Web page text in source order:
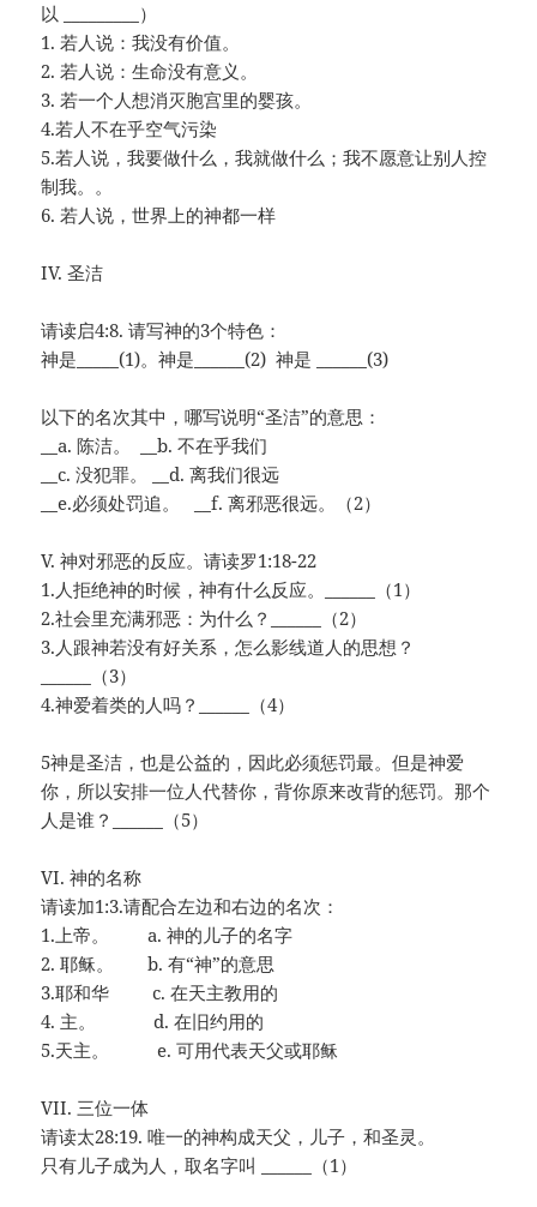
以 _________）
1. 若人说：我没有价值。
2. 若人说：生命没有意义。
3. 若一个人想消灭胞宫里的婴孩。
4.若人不在乎空气污染
5.若人说，我要做什么，我就做什么；我不愿意让别人控
制我。。
6. 若人说，世界上的神都一样
IV. 圣洁
请读启4:8. 请写神的3个特色：
神是_____(1)。神是______(2) 神是 ______(3)
以下的名次其中，哪写说明“圣洁”的意思：
__a. 陈洁。 __b. 不在乎我们
__c. 没犯罪。 __d. 离我们很远
__e.必须处罚追。 __f. 离邪恶很远。（2）
V. 神对邪恶的反应。请读罗1:18-22
1.人拒绝神的时候，神有什么反应。______（1）
2.社会里充满邪恶：为什么？______（2）
3.人跟神若没有好关系，怎么影线道人的思想？
______（3）
4.神爱着类的人吗？______（4）
5神是圣洁，也是公益的，因此必须惩罚最。但是神爱
你，所以安排一位人代替你，背你原来改背的惩罚。那个
人是谁？______（5）
VI. 神的名称
请读加1:3.请配合左边和右边的名次：
1.上帝。 a. 神的儿子的名字
2. 耶稣。 b. 有“神”的意思
3.耶和华 c. 在天主教用的
4. 主。 d. 在旧约用的
5.天主。 e. 可用代表天父或耶稣
VII. 三位一体
请读太28:19. 唯一的神构成天父，儿子，和圣灵。
只有儿子成为人，取名字叫 ______（1）